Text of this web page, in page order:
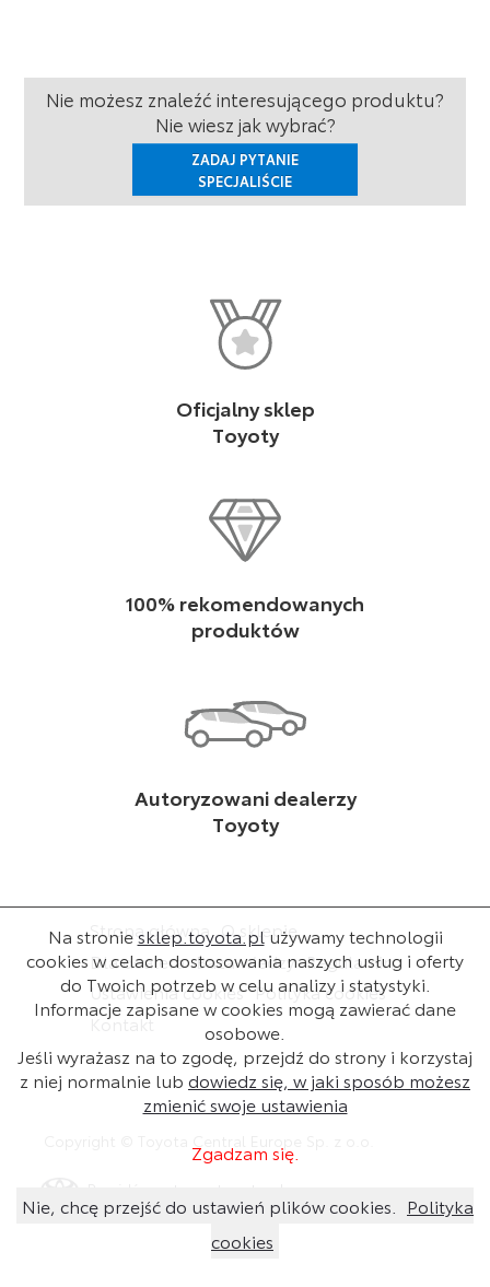
Nie możesz znaleźć interesującego produktu?
Nie wiesz jak wybrać?
ZADAJ PYTANIE
SPECJALIŚCIE
Oficjalny sklep
Toyoty
100% rekomendowanych
produktów
Autoryzowani dealerzy
Toyoty
Strona główna O sklepie
Dla dealera Baza wiedzy Regulamin
Ustawienia cookies Polityka cookies
Kontakt
Na stroniesklep.toyota.pl używamy technologii
cookies w celach dostosowania naszych usług i oferty
do Twoich potrzeb w celu analizy i statystyki.
Informacje zapisane w cookies mogą zawierać dane
osobowe.
Jeśli wyrażasz na to zgodę, przejdź do strony i korzystaj
z niej normalnie lub dowiedz się, w jaki sposób możesz
zmienić swoje ustawienia
Zgadzam się.
Nie, chcę przejść do ustawień plików cookies.
Polityka
cookies